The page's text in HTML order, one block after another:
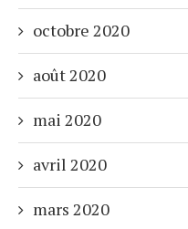
octobre 2020
août 2020
mai 2020
avril 2020
mars 2020